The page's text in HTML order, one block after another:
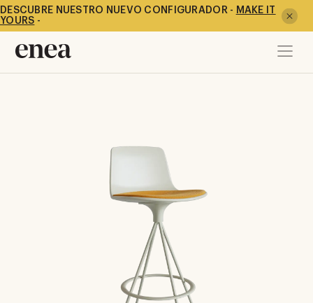
DESCUBRE NUESTRO NUEVO CONFIGURADOR - MAKE IT
YOURS -